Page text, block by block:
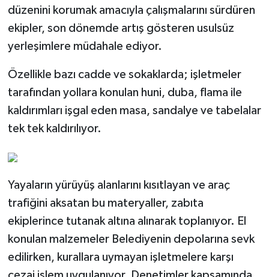
düzenini korumak amacıyla çalışmalarını sürdüren
ekipler, son dönemde artış gösteren usulsüz
yerleşimlere müdahale ediyor.
Özellikle bazı cadde ve sokaklarda; işletmeler
tarafından yollara konulan huni, duba, flama ile
kaldırımları işgal eden masa, sandalye ve tabelalar
tek tek kaldırılıyor.
Yayaların yürüyüş alanlarını kısıtlayan ve araç
trafiğini aksatan bu materyaller, zabıta
ekiplerince tutanak altına alınarak toplanıyor. El
konulan malzemeler Belediyenin depolarına sevk
edilirken, kurallara uymayan işletmelere karşı